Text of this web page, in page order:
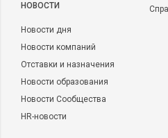
НОВОСТИ
Новости дня
Новости компаний
Отставки и назначения
Новости образования
Новости Сообщества
HR-новости